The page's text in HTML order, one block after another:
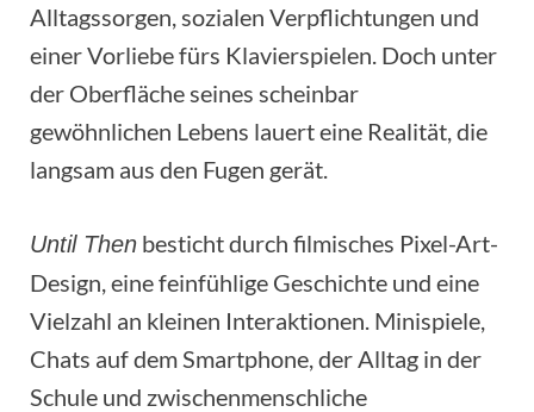
Alltagssorgen, sozialen Verpflichtungen und
einer Vorliebe fürs Klavierspielen. Doch unter
der Oberfläche seines scheinbar
gewöhnlichen Lebens lauert eine Realität, die
langsam aus den Fugen gerät.
Until Then besticht durch filmisches Pixel-Art-
Design, eine feinfühlige Geschichte und eine
Vielzahl an kleinen Interaktionen. Minispiele,
Chats auf dem Smartphone, der Alltag in der
Schule und zwischenmenschliche